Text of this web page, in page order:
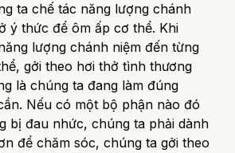
ta chế tác năng lượng chánh
ý thức để ôm ấp cơ thể. Khi
lượng chánh niệm đến từng
gởi theo hơi thở tình thương
là chúng ta đang làm đúng
Nếu có một bộ phận nào đó
bị đau nhức, chúng ta phải dành
để chăm sóc, chúng ta gởi theo